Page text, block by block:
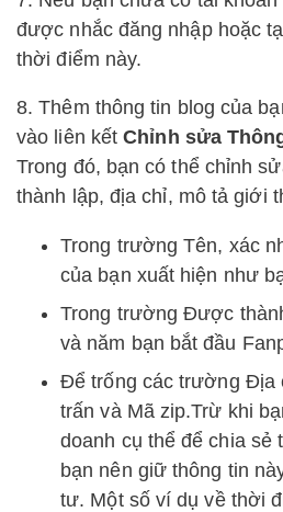
được nhắc đăng nhập hoặc
thời điểm này.
8. Thêm thông tin blog của
vào liên kếtChỉnh sửa
Trong đó, bạn có thể chỉnh
thành lập, địa chỉ, mô tả giới
Trong trường Tên, xác
của bạn xuất hiện như
Trong trường Được
và năm bạn bắt đầu
Để trống các trường Địa
trấn và Mã zip.Trừ khi
doanh cụ thể để chia sẻ
bạn nên giữ thông tin
tư. Một số ví dụ về thời